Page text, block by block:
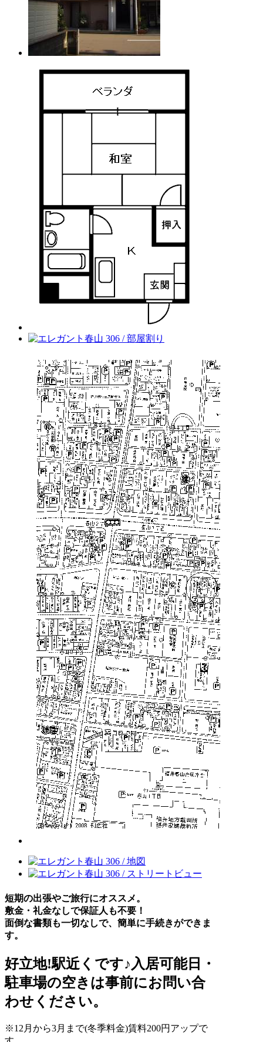
短期の出張やご旅行にオススメ。
敷金・礼金なしで保証人も不要！
面倒な書類も一切なしで、簡単に手続きができま
す。
好立地!駅近くです♪入居可能日・
駐車場の空きは事前にお問い合
わせください。
※12月から3月まで(冬季料金)賃料200円アップで